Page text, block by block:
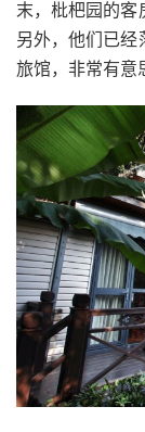
末，枇杷园的客
另外，他们已经
旅馆，非常有意